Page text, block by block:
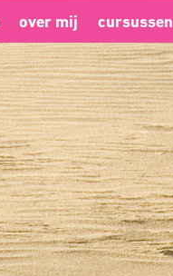
over mij cursussen